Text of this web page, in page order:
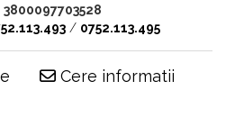
3800097703528
/ 0752.113.495
Cere informatii